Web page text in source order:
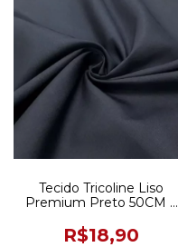
Tecido Tricoline Liso
Premium Preto 50CM X
R$18,90